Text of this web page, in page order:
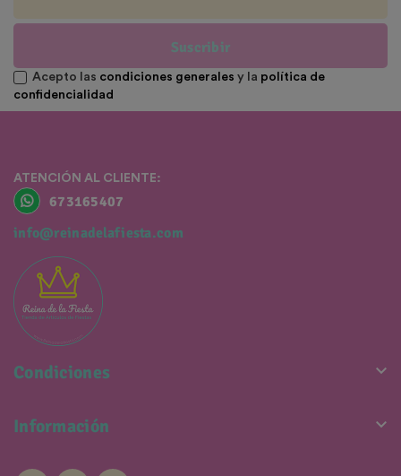
Suscribir
Acepto las condiciones generales y la política de
confidencialidad
ATENCIÓN AL CLIENTE:
673165407
info@reinadelafiesta.com
Condiciones 
Información 